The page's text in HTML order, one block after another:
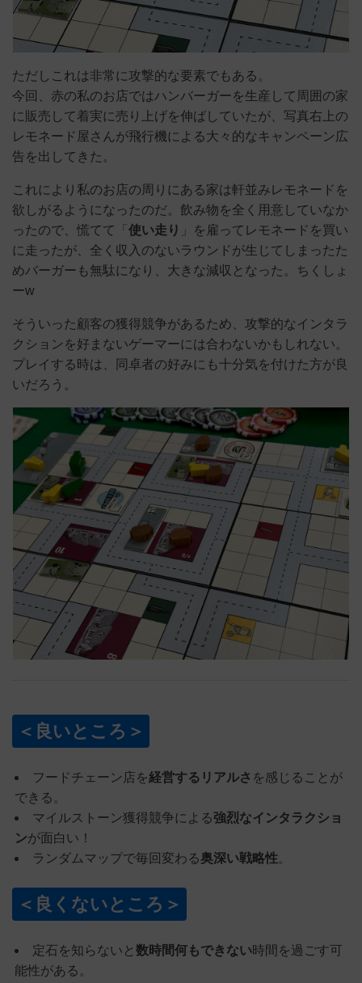
ただしこれは非常に攻撃的な要素でもある。
今回、赤の私のお店ではハンバーガーを生産して周囲の家
に販売して着実に売り上げを伸ばしていたが、写真右上の
レモネード屋さんが飛行機による大々的なキャンペーン広
告を出してきた。
これにより私のお店の周りにある家は軒並みレモネードを
欲しがるようになったのだ。飲み物を全く用意していなか
ったので、慌てて「 使い走り 」を雇ってレモネードを買い
に走ったが、全く収入のないラウンドが生じてしまったた
めバーガーも無駄になり、大きな減収となった。ちくしょ
ーw
そういった顧客の獲得競争があるため、攻撃的なインタラ
クションを好まないゲーマーには合わないかもしれない。
プレイする時は、同卓者の好みにも十分気を付けた方が良
いだろう。
＜良いところ＞
フードチェーン店を経営するリアルさ を感じることが
できる。
マイルストーン獲得競争による強烈なインタラクショ
ンが面白い！
ランダムマップで毎回変わる奥深い戦略性。
＜良くないところ＞
定石を知らないと数時間何もできない時間を過ごす可
能性がある。